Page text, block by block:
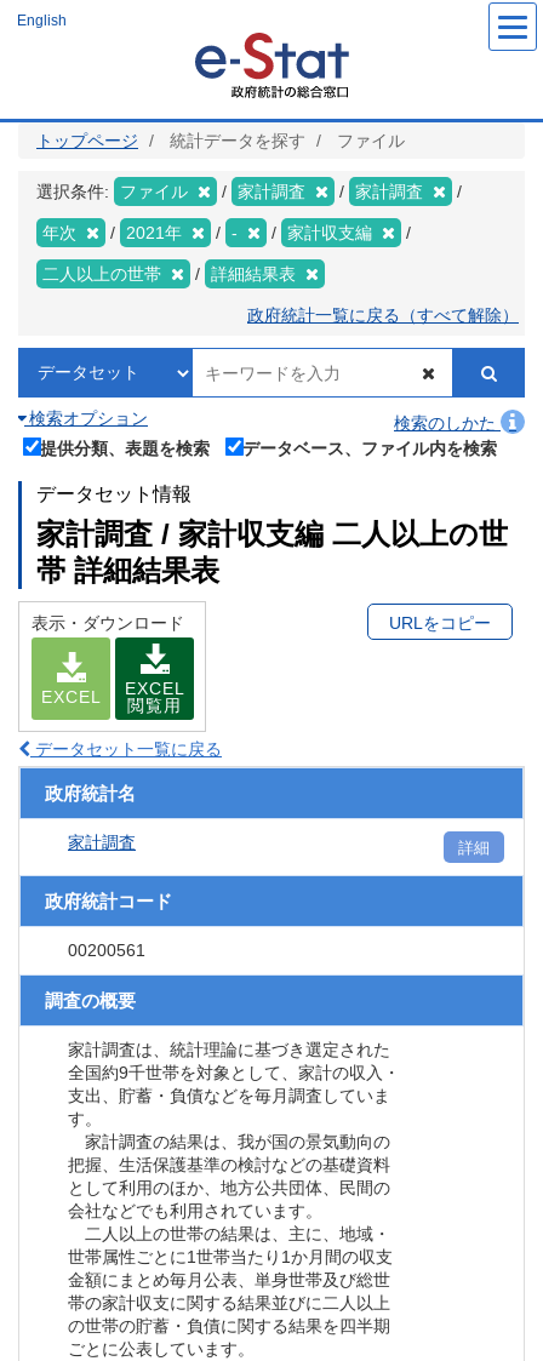
ツ
English
トップページ 統計データを探す ファイル
選択条件: ファイル 家計調査 家計調査
年次 2021年 - 家計収支編
二人以上の世帯 詳細結果表
政府統計一覧に戻る（すべて解除）
検索オプション
検索のしかた
提供分類、表題を検索
データベース、ファイル内を検索
データセット情報
家計調査 / 家計収支編 二人以上の世
帯 詳細結果表
表示・ダウンロード
EXCEL
EXCEL
閲覧用
URLをコピー
データセット一覧に戻る
政府統計名
家計調査 詳細
政府統計コード
00200561
調査の概要
家計調査は、統計理論に基づき選定された
全国約9千世帯を対象として、家計の収入・
支出、貯蓄・負債などを毎月調査していま
す。
家計調査の結果は、我が国の景気動向の
把握、生活保護基準の検討などの基礎資料
として利用のほか、地方公共団体、民間の
会社などでも利用されています。
二人以上の世帯の結果は、主に、地域・
世帯属性ごとに1世帯当たり1か月間の収支
金額にまとめ毎月公表、単身世帯及び総世
帯の家計収支に関する結果並びに二人以上
の世帯の貯蓄・負債に関する結果を四半期
ごとに公表しています。